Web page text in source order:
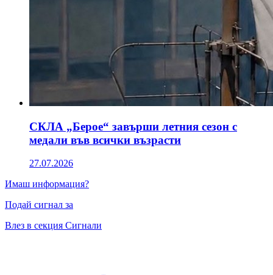
СКЛА „Берое“ завърши летния сезон с
медали във всички възрасти
27.07.2026
Имаш информация?
Подай сигнал за
Влез в секция Сигнали